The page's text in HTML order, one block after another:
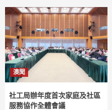
澳聞
社工局辦年度首次家庭及社區
服務協作全體會議